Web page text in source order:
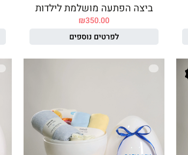
ביצה הפתעה מושלמת לילדות
₪350.00
לפרטים נוספים